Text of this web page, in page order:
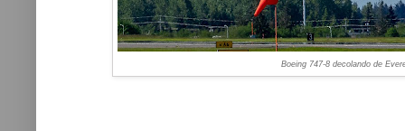
Boeing 747-8 decolando de